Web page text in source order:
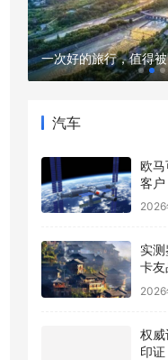
一次好的旅行，值得
汽车
欧
客户
城市
实
卡友
坡
2026
权
印证